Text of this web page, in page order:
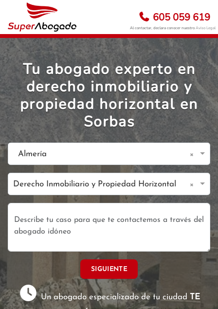
605 059 619
Al contactar, declara conocer nuestroAviso Legal
Tu abogado experto en
derecho inmobiliario y
propiedad horizontal en
Sorbas
Almería ×
Derecho Inmobiliario y Propiedad Horizontal ×
SIGUIENTE
Un abogado especializado de tu ciudad TE